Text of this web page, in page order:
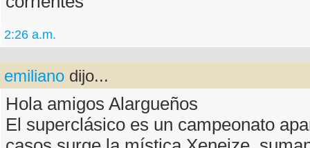
2:26 a.m.
emiliano dijo...
Hola amigos Alargueños
El superclásico es un campeonato